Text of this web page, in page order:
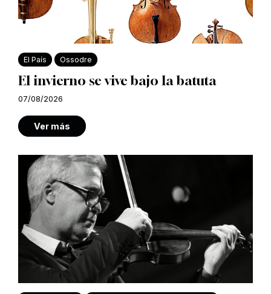
El País Ossodre
El invierno se vive bajo la batuta
07/08/2026
Ver más